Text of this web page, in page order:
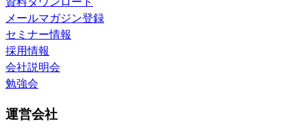
メールマガジン登録
セミナー情報
採用情報
会社説明会
勉強会
運営会社